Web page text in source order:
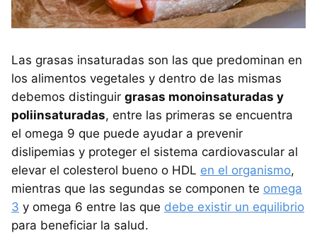
Las grasas insaturadas son las que predominan en
los alimentos vegetales y dentro de las mismas
debemos distinguir grasas monoinsaturadas y
poliinsaturadas, entre las primeras se encuentra
el omega 9 que puede ayudar a prevenir
dislipemias y proteger el sistema cardiovascular al
elevar el colesterol bueno o HDL en el organismo,
mientras que las segundas se componen te omega
3 y omega 6 entre las que debe existir un equilibrio
para beneficiar la salud.